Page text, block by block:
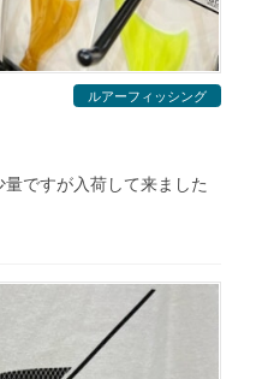
ルアーフィッシング
ですが入荷して来ました